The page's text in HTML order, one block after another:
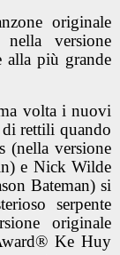
originale
versione
alla più grande
volta i nuovi
di rettili quando
(nella versione
e Nick Wilde
Bateman) si
serpente
originale
Ke Huy